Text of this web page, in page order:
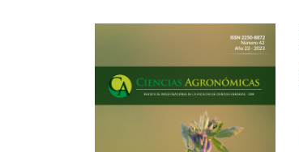
lateral
del
artículo